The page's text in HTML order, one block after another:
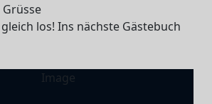
los! Ins nächste Gästebuch